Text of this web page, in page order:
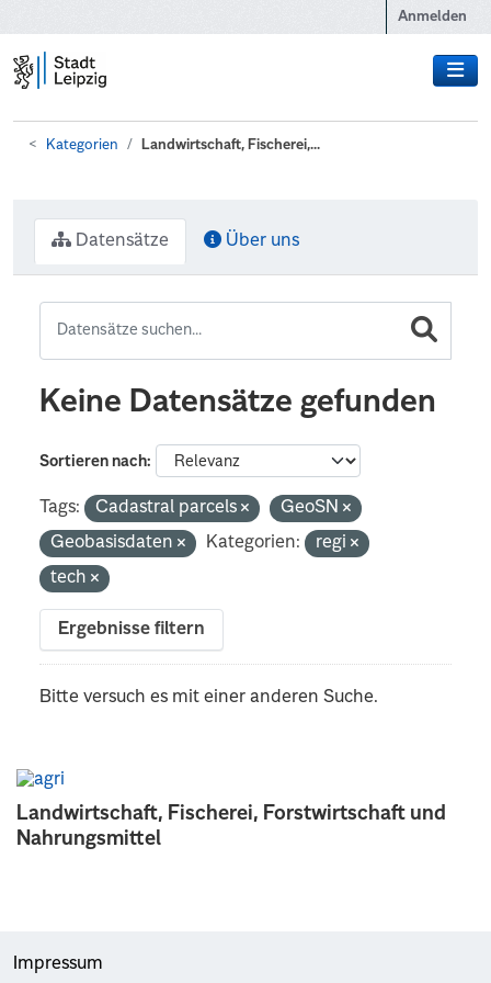
Anmelden
Kategorien Landwirtschaft, Fischerei,...
Landwirtschaft, Fischerei, Forstwirtschaft und
Nahrungsmittel
Datensätze Über uns
Keine Datensätze gefunden
Sortieren nach
Tags: Cadastral parcels
GeoSN
Geobasisdaten
Kategorien:
regi
tech
Ergebnisse filtern
Bitte versuch es mit einer anderen Suche.
Impressum